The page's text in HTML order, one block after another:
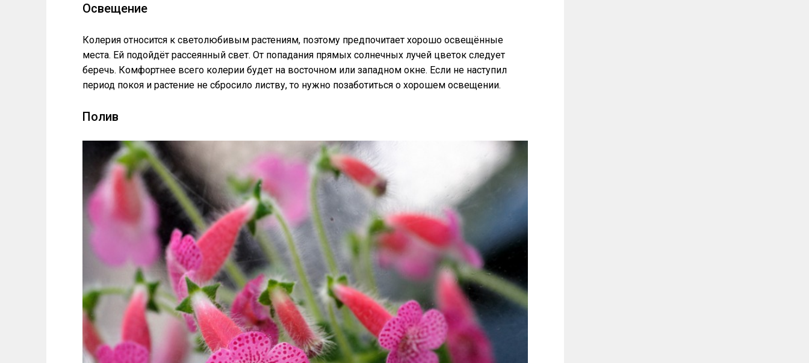
Освещение
Колерия относится к светолюбивым растениям, поэтому предпочитает хорошо освещённые
места. Ей подойдёт рассеянный свет. От попадания прямых солнечных лучей цветок следует
беречь. Комфортнее всего колерии будет на восточном или западном окне. Если не наступил
период покоя и растение не сбросило листву, то нужно позаботиться о хорошем освещении.
Полив